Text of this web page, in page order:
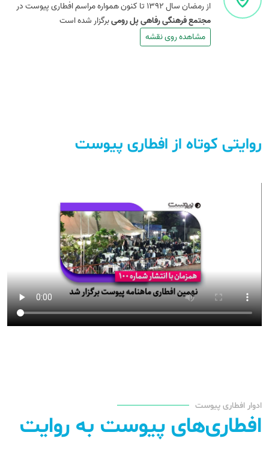
از رمضان سال ۱۳۹۲ تا کنون همواره مراسم افطاری پیوست در
مجتمع فرهنگی رفاهی پل رومیبرگزار شده است
مشاهده روی نقشه
روایتی کوتاه از افطاری پیوست
ادوار افطاری پیوست
افطاری‌های پیوست به روایت